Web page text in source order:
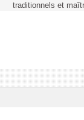
traditionnels et